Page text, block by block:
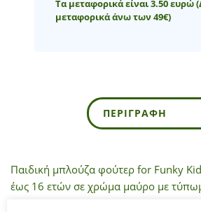
Τα μεταφορικά είναι 3.50 ευρώ
μεταφορικά άνω των 49€)
ΠΕΡΙΓΡΑΦΉ
Παιδική μπλούζα φούτερ for Funky
έως 16 ετών σε χρώμα μαύρο με